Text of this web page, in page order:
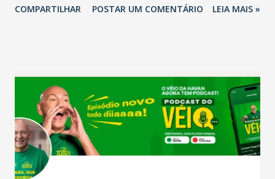
relação ao último trimestre deste ano, 56% também
confraternizações de fim de ano e pelo pagamento do 13º
Salário para um número maior de trabalhadores, já que o
país tem a menor taxa de desemprego dos anos recentes.
Ainda segundo a Pesquisa, em novembro de 2025, 40% dos
bares e restaurantes operaram com lucro e outros 40%
registraram equilíbrio financeiro. Já o percentual de
COMPARTILHAR POSTAR UM COMENTÁRIO LEIA MAIS »